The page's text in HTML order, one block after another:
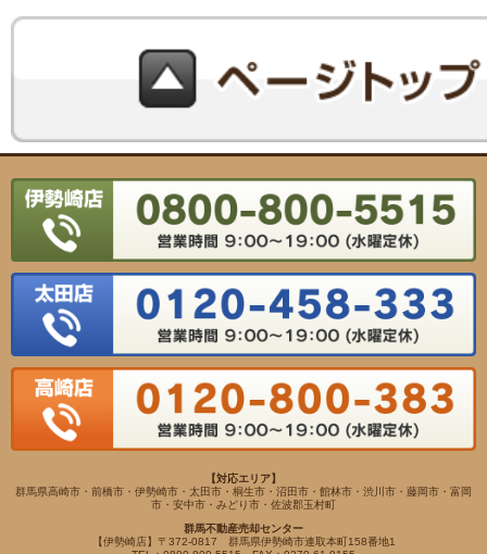
【対応エリア】
群馬県高崎市・前橋市・伊勢崎市・太田市・桐生市・沼田市・館林市・渋川市・藤岡市・富岡
市・安中市・みどり市・佐波郡玉村町
群馬不動産売却センター
【伊勢崎店】〒372-0817 群馬県伊勢崎市連取本町158番地1